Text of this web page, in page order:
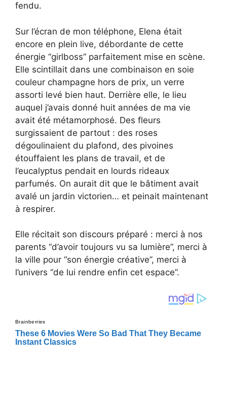
fendu.
Sur l’écran de mon téléphone, Elena était
encore en plein live, débordante de cette
énergie “girlboss” parfaitement mise en scène.
Elle scintillait dans une combinaison en soie
couleur champagne hors de prix, un verre
assorti levé bien haut. Derrière elle, le lieu
auquel j’avais donné huit années de ma vie
avait été métamorphosé. Des fleurs
surgissaient de partout : des roses
dégoulinaient du plafond, des pivoines
étouffaient les plans de travail, et de
l’eucalyptus pendait en lourds rideaux
parfumés. On aurait dit que le bâtiment avait
avalé un jardin victorien… et peinait maintenant
à respirer.
Elle récitait son discours préparé : merci à nos
parents “d’avoir toujours vu sa lumière”, merci à
la ville pour “son énergie créative”, merci à
l’univers “de lui rendre enfin cet espace”.